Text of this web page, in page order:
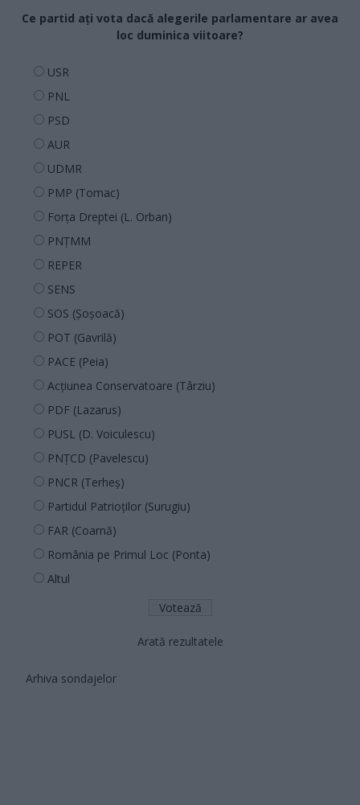
Ce partid ați vota dacă alegerile parlamentare ar avea
loc duminica viitoare?
USR
PNL
PSD
AUR
UDMR
PMP (Tomac)
Forța Dreptei (L. Orban)
PNȚMM
REPER
SENS
SOS (Șoșoacă)
POT (Gavrilă)
PACE (Peia)
Acțiunea Conservatoare (Târziu)
PDF (Lazarus)
PUSL (D. Voiculescu)
PNȚCD (Pavelescu)
PNCR (Terheș)
Partidul Patrioților (Surugiu)
FAR (Coarnă)
România pe Primul Loc (Ponta)
Altul
Arată rezultatele
Arhiva sondajelor